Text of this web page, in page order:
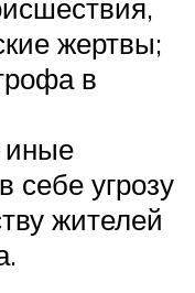
жертвы;
в
иные
себе угрозу
жителей